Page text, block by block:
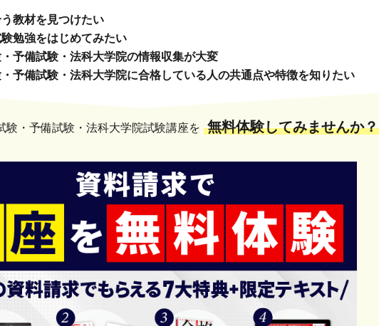
教材を見つけたい
勉強をはじめてみたい
予備試験・法科大学院の情報収集が大変
予備試験・法科大学院に合格している人の共通点や特徴を知りたい
験・予備試験・法科大学院試験講座を 無料体験してみませんか？